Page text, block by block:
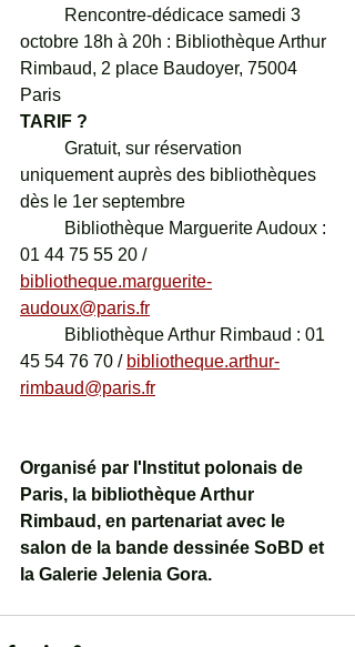
octobre 18h à 20h : Bibliothèque Arthur
Rimbaud, 2 place Baudoyer, 75004
Paris
TARIF ?
uniquement auprès des bibliothèques
dès le 1er septembre
01 44 75 55 20 /
bibliotheque.marguerite-
audoux@paris.fr
45 54 76 70 / bibliotheque.arthur-
rimbaud@paris.fr
Organisé par l'Institut polonais de
Paris, la bibliothèque Arthur
Rimbaud, en partenariat avec le
salon de la bande dessinée SoBD et
la Galerie Jelenia Gora.